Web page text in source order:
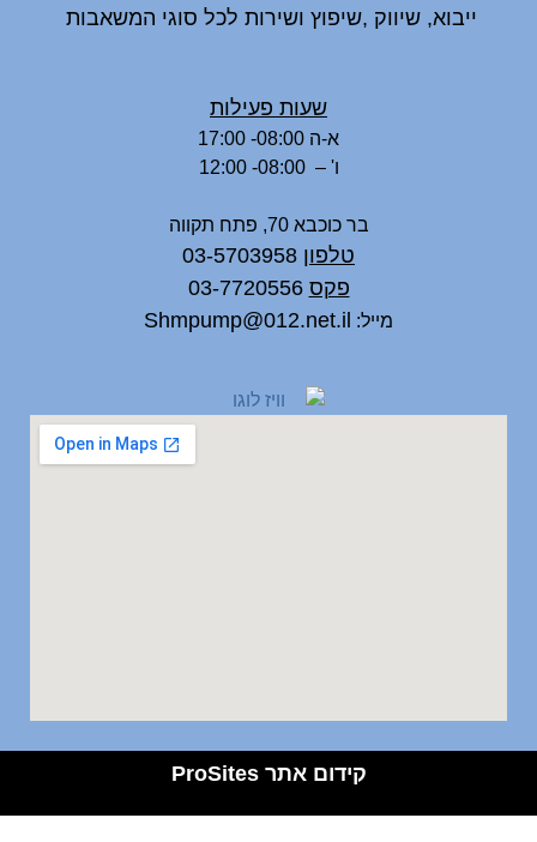
ייבוא, שיווק ,שיפוץ ושירות לכל סוגי המשאבות
שעות פעילות
א-ה 08:00- 17:00
ו' – 08:00- 12:00
בר כוכבא 70, פתח תקווה
טלפון 03-5703958
פקס 03-7720556
מייל: Shmpump@012.net.il
קידום אתרProSites